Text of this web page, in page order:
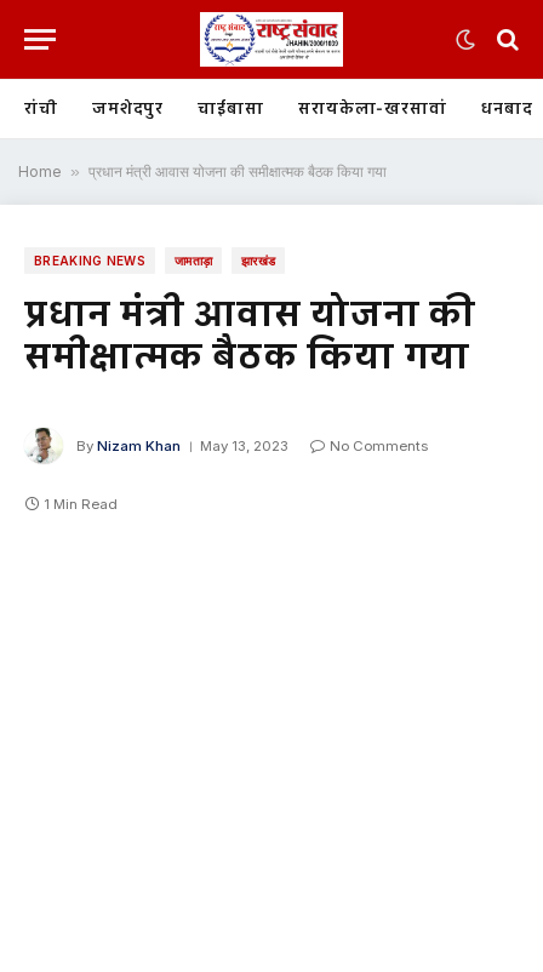
रांची जमशेदपुर चाईबासा सरायकेला-खरसावां धनबाद
Home » प्रधान मंत्री आवास योजना की समीक्षात्मक बैठक किया गया
BREAKING NEWS जामताड़ा झारखंड
प्रधान मंत्री आवास योजना की
समीक्षात्मक बैठक किया गया
By Nizam Khan May 13, 2023 No Comments
1 Min Read